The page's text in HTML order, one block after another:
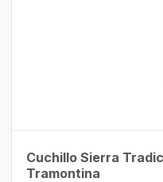
Cuchillo Sierra
Tramontina